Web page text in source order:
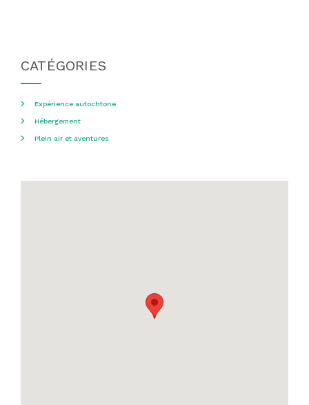
CATÉGORIES
Expérience autochtone
Hébergement
Plein air et aventures